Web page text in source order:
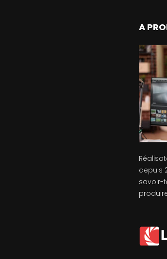
A
depuis
savoir-